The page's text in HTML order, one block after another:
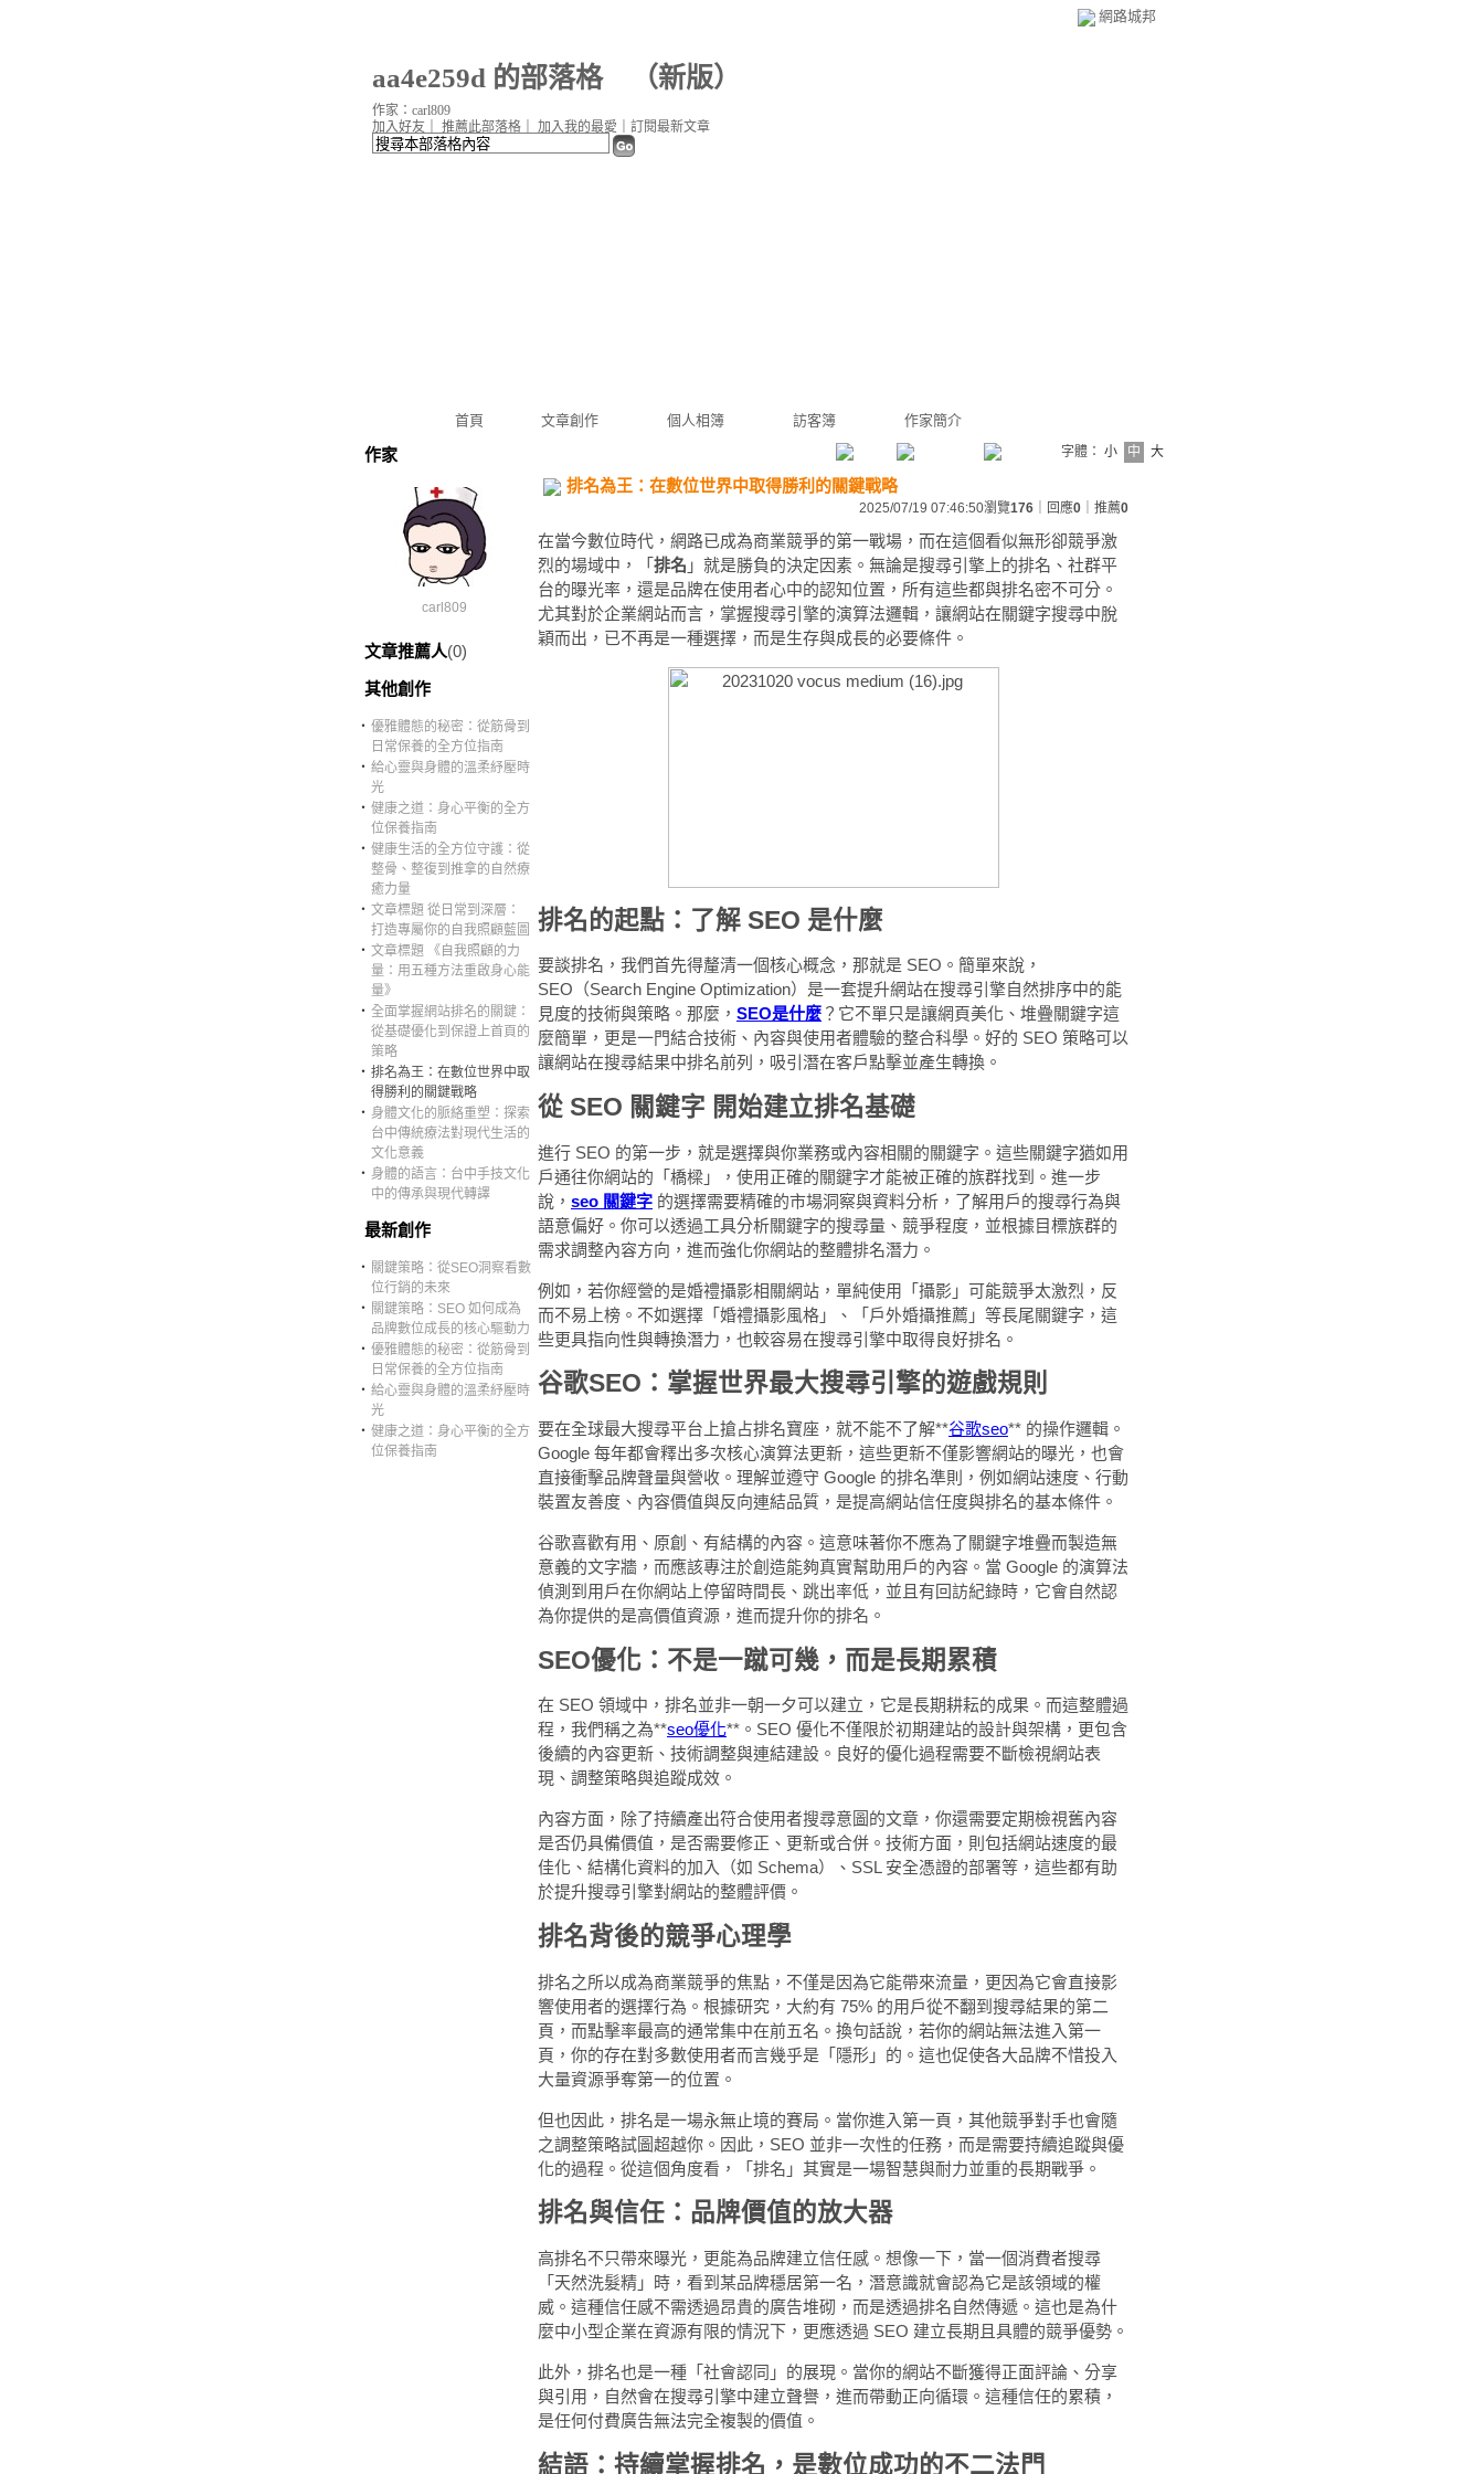
網路城邦
aa4e259d 的部落格（新版）
首頁 文章創作 個人相簿 訪客簿 作家簡介
加入好友 推薦此部落格 加入我的最愛 訂閱最新文章
作家：carl809
作家
carl809
文章推薦人(0)
其他創作
‧ 優雅體態的秘密：從筋骨到
日常保養的全方位指南
‧ 給心靈與身體的溫柔紓壓時
光
‧ 健康之道：身心平衡的全方
位保養指南
‧ 健康生活的全方位守護：從
整骨、整復到推拿的自然療
癒力量
‧ 文章標題 從日常到深層：
打造專屬你的自我照顧藍圖
‧ 文章標題 《自我照顧的力
量：用五種方法重啟身心能
量》
‧ 全面掌握網站排名的關鍵：
從基礎優化到保證上首頁的
策略
‧ 排名為王：在數位世界中取
得勝利的關鍵戰略
‧ 身體文化的脈絡重塑：探索
台中傳統療法對現代生活的
文化意義
‧ 身體的語言：台中手技文化
中的傳承與現代轉譯
最新創作
‧ 關鍵策略：從SEO洞察看數
位行銷的未來
‧ 關鍵策略：SEO 如何成為
品牌數位成長的核心驅動力
‧ 優雅體態的秘密：從筋骨到
日常保養的全方位指南
‧ 給心靈與身體的溫柔紓壓時
光
‧ 健康之道：身心平衡的全方
位保養指南
字體： 小 中 大
排名為王：在數位世界中取得勝利的關鍵戰略
2025/07/19 07:46:50瀏覽176 ｜回應0 ｜推薦0
在當今數位時代，網路已成為商業競爭的第一戰場，而在這個看似無形卻競爭激
烈的場域中，「 排名 」就是勝負的決定因素。無論是搜尋引擎上的排名、社群平
台的曝光率，還是品牌在使用者心中的認知位置，所有這些都與排名密不可分。
尤其對於企業網站而言，掌握搜尋引擎的演算法邏輯，讓網站在關鍵字搜尋中脫
穎而出，已不再是一種選擇，而是生存與成長的必要條件。
排名的起點：了解 SEO 是什麼
要談排名，我們首先得釐清一個核心概念，那就是 SEO。簡單來說，
SEO（Search Engine Optimization）是一套提升網站在搜尋引擎自然排序中的能
見度的技術與策略。那麼， SEO是什麼 ？它不單只是讓網頁美化、堆疊關鍵字這
麼簡單，更是一門結合技術、內容與使用者體驗的整合科學。好的 SEO 策略可以
讓網站在搜尋結果中排名前列，吸引潛在客戶點擊並產生轉換。
從 SEO 關鍵字 開始建立排名基礎
進行 SEO 的第一步，就是選擇與你業務或內容相關的關鍵字。這些關鍵字猶如用
戶通往你網站的「橋樑」，使用正確的關鍵字才能被正確的族群找到。進一步
說， seo 關鍵字 的選擇需要精確的市場洞察與資料分析，了解用戶的搜尋行為與
語意偏好。你可以透過工具分析關鍵字的搜尋量、競爭程度，並根據目標族群的
需求調整內容方向，進而強化你網站的整體排名潛力。
例如，若你經營的是婚禮攝影相關網站，單純使用「攝影」可能競爭太激烈，反
而不易上榜。不如選擇「婚禮攝影風格」、「戶外婚攝推薦」等長尾關鍵字，這
些更具指向性與轉換潛力，也較容易在搜尋引擎中取得良好排名。
谷歌SEO：掌握世界最大搜尋引擎的遊戲規則
要在全球最大搜尋平台上搶占排名寶座，就不能不了解**谷歌seo** 的操作邏輯。
Google 每年都會釋出多次核心演算法更新，這些更新不僅影響網站的曝光，也會
直接衝擊品牌聲量與營收。理解並遵守 Google 的排名準則，例如網站速度、行動
裝置友善度、內容價值與反向連結品質，是提高網站信任度與排名的基本條件。
谷歌喜歡有用、原創、有結構的內容。這意味著你不應為了關鍵字堆疊而製造無
意義的文字牆，而應該專注於創造能夠真實幫助用戶的內容。當 Google 的演算法
偵測到用戶在你網站上停留時間長、跳出率低，並且有回訪紀錄時，它會自然認
為你提供的是高價值資源，進而提升你的排名。
SEO優化：不是一蹴可幾，而是長期累積
在 SEO 領域中，排名並非一朝一夕可以建立，它是長期耕耘的成果。而這整體過
程，我們稱之為**seo優化**。SEO 優化不僅限於初期建站的設計與架構，更包含
後續的內容更新、技術調整與連結建設。良好的優化過程需要不斷檢視網站表
現、調整策略與追蹤成效。
內容方面，除了持續產出符合使用者搜尋意圖的文章，你還需要定期檢視舊內容
是否仍具備價值，是否需要修正、更新或合併。技術方面，則包括網站速度的最
佳化、結構化資料的加入（如 Schema）、SSL 安全憑證的部署等，這些都有助
於提升搜尋引擎對網站的整體評價。
排名背後的競爭心理學
排名之所以成為商業競爭的焦點，不僅是因為它能帶來流量，更因為它會直接影
響使用者的選擇行為。根據研究，大約有 75% 的用戶從不翻到搜尋結果的第二
頁，而點擊率最高的通常集中在前五名。換句話說，若你的網站無法進入第一
頁，你的存在對多數使用者而言幾乎是「隱形」的。這也促使各大品牌不惜投入
大量資源爭奪第一的位置。
但也因此，排名是一場永無止境的賽局。當你進入第一頁，其他競爭對手也會隨
之調整策略試圖超越你。因此，SEO 並非一次性的任務，而是需要持續追蹤與優
化的過程。從這個角度看，「排名」其實是一場智慧與耐力並重的長期戰爭。
排名與信任：品牌價值的放大器
高排名不只帶來曝光，更能為品牌建立信任感。想像一下，當一個消費者搜尋
「天然洗髮精」時，看到某品牌穩居第一名，潛意識就會認為它是該領域的權
威。這種信任感不需透過昂貴的廣告堆砌，而是透過排名自然傳遞。這也是為什
麼中小型企業在資源有限的情況下，更應透過 SEO 建立長期且具體的競爭優勢。
此外，排名也是一種「社會認同」的展現。當你的網站不斷獲得正面評論、分享
與引用，自然會在搜尋引擎中建立聲譽，進而帶動正向循環。這種信任的累積，
是任何付費廣告無法完全複製的價值。
結語：持續掌握排名，是數位成功的不二法門